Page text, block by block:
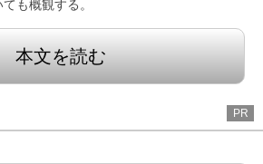
も概観する。
本文を読む
PR